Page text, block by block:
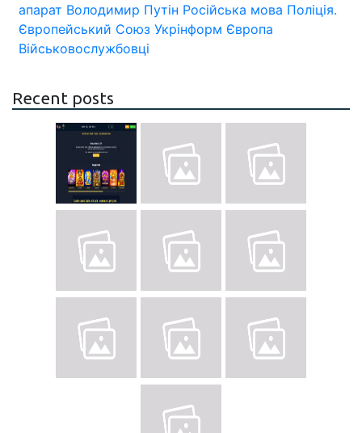
апарат Володимир Путін Російська мова Поліція.
Європейський Союз Укрінформ Європа
Військовослужбовці
Recent posts